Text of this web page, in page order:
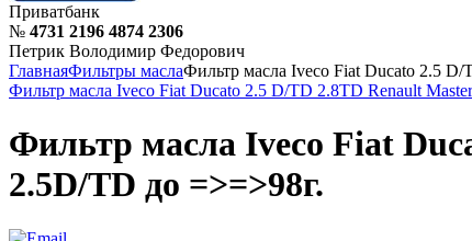
Приватбанк
№ 4731 2196 4874 2306
Петрик Володимир Федорович
ГлавнаяФильтры маслаФильтр масла Iveco Fiat Ducato 2.5
Фильтр масла Iveco Fiat Ducato 2.5 D/TD 2.8TD Renault
Фильтр масла Iveco Fiat
2.5D/TD до =>=>98г.